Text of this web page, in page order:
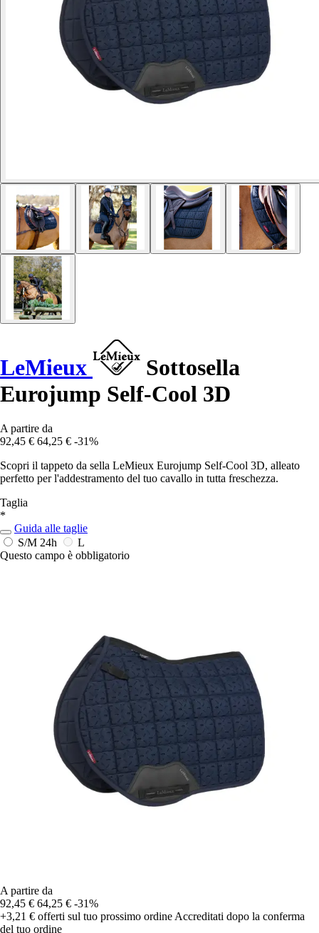
LeMieux
Sottosella
Eurojump Self-Cool 3D
A partire da
92,45 € 64,25 € -31%
Scopri il tappeto da sella LeMieux Eurojump Self-Cool 3D, alleato
perfetto per l'addestramento del tuo cavallo in tutta freschezza.
Taglia
*
Guida alle taglie
S/M 24h
L
Questo campo è obbligatorio
A partire da
92,45 € 64,25 € -31%
+3,21 € offerti sul tuo prossimo ordine Accreditati dopo la conferma
del tuo ordine